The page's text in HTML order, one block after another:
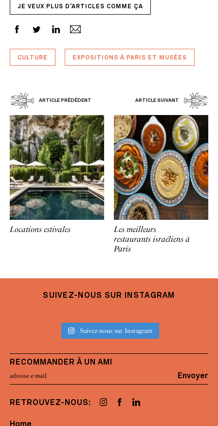
JE VEUX PLUS D'ARTICLES COMME ÇA
CULTURE EXPOSITIONS À PARIS ET MUSÉES
ARTICLE PRÉDÉDENT ARTICLE SUIVANT
Locations estivales
Les meilleurs
restaurants israéliens à
Paris
SUIVEZ-NOUS SUR INSTAGRAM
Suivez-nous sur Instagram
RECOMMANDER À UN AMI
Envoyer
RETROUVEZ-NOUS: